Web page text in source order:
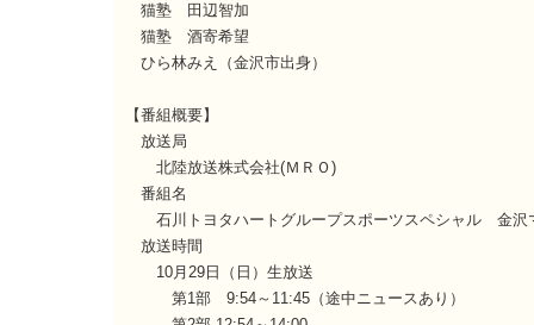
猫塾 田辺智加
猫塾 酒寄希望
ひら林みえ（金沢市出身）
【番組概要】
放送局
北陸放送株式会社(ＭＲＯ)
番組名
石川トヨタハートグループスポーツスペシャル 金沢
放送時間
10月29日（日）生放送
第1部 9:54～11:45（途中ニュースあり）